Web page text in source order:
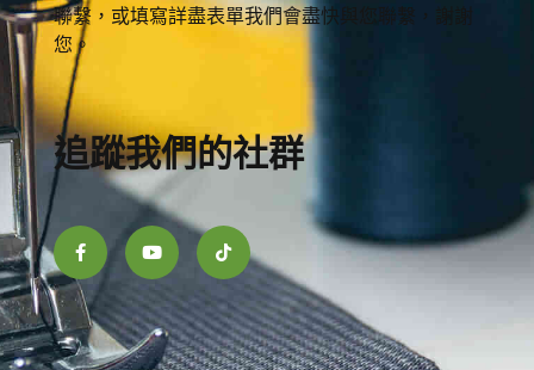
聯繫，或填寫詳盡表單我們會盡快與您聯繫，謝謝
您。
追蹤我們的社群
c
e
b
o
o
k
-
f
Y
o
u
t
b
e
k
t
o
k